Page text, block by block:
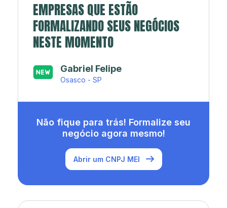
EMPRESAS QUE ESTÃO
FORMALIZANDO SEUS NEGÓCIOS
NESTE MOMENTO
Japa’s açaí e sorveteria
Rio de Janeiro - RJ
Não fique para trás! Formalize seu
negócio agora mesmo!
Abrir um CNPJ MEI